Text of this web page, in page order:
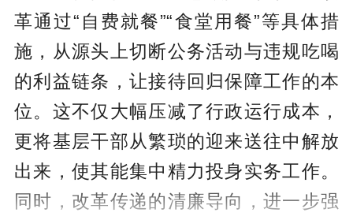
革通过“自费就餐”“食堂用餐”等具体措
施，从源头上切断公务活动与违规吃喝
的利益链条，让接待回归保障工作的本
位。这不仅大幅压减了行政运行成本，
更将基层干部从繁琐的迎来送往中解放
出来，使其能集中精力投身实务工作。
同时，改革传递的清廉导向，进一步强